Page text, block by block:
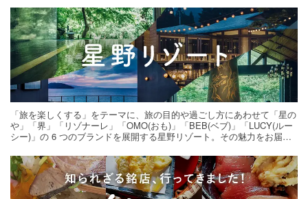
「旅を楽しくする」をテーマに、旅の目的や過ごし方にあわせて「星の
や」「界」「リゾナーレ」「OMO(おも)」「BEB(ベブ)」「LUCY(ルー
シー)」の 6 つのブランドを展開する星野リゾート。その魅力をお届け